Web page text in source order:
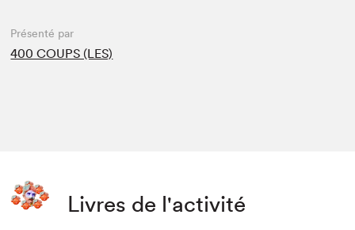
Présenté par
400 COUPS (LES)
Livres de l'activité